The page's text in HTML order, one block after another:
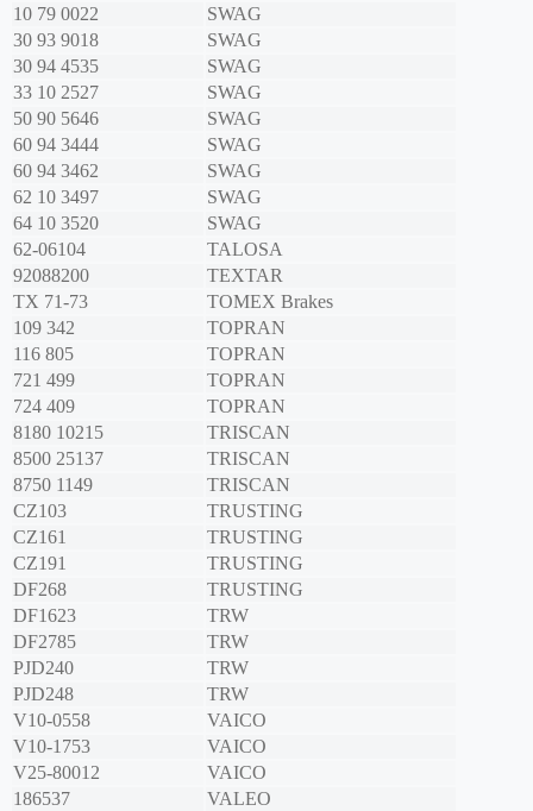
10 79 0022
SWAG
30 93 9018
SWAG
30 94 4535
SWAG
33 10 2527
SWAG
50 90 5646
SWAG
60 94 3444
SWAG
60 94 3462
SWAG
62 10 3497
SWAG
64 10 3520
SWAG
62-06104
TALOSA
92088200
TEXTAR
TX 71-73
TOMEX Brakes
109 342
TOPRAN
116 805
TOPRAN
721 499
TOPRAN
724 409
TOPRAN
8180 10215
TRISCAN
8500 25137
TRISCAN
8750 1149
TRISCAN
CZ103
TRUSTING
CZ161
TRUSTING
CZ191
TRUSTING
DF268
TRUSTING
DF1623
TRW
DF2785
TRW
PJD240
TRW
PJD248
TRW
V10-0558
VAICO
V10-1753
VAICO
V25-80012
VAICO
186537
VALEO